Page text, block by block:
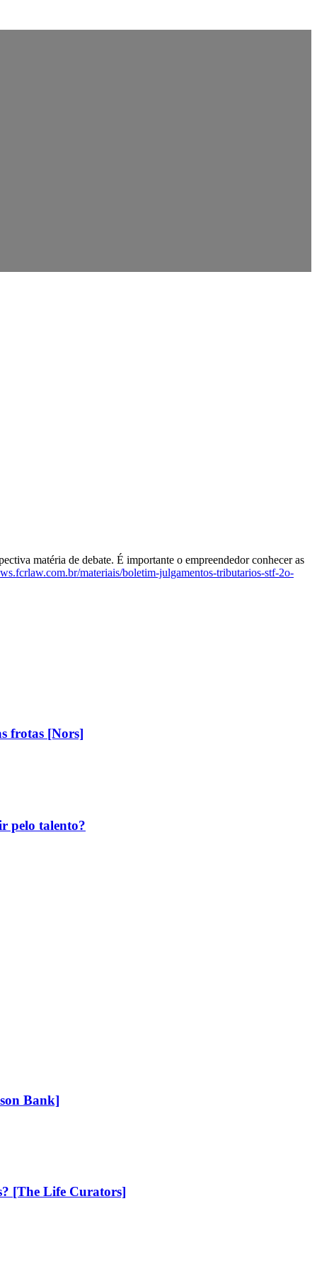
matéria de debate. É importante o empreendedor conhecer as
materiais/boletim-julgamentos-tributarios-stf-2o-
frotas [Nors]
pelo talento?
Bank]
[The Life Curators]